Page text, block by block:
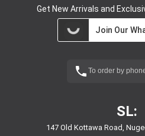
Get New Arrivals and
Join Our
To order by
SL:
147 Old Kottawa Road,